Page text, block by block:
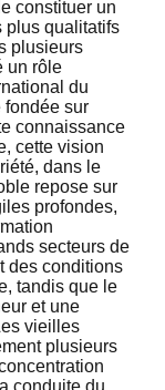
constituer un
plus qualitatifs
plusieurs
un rôle
du
fondée sur
connaissance
cette vision
dans le
repose sur
profondes,
secteurs de
des conditions
tandis que le
et une
vieilles
plusieurs
conduite du